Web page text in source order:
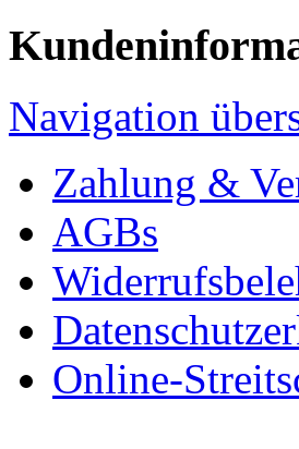
Navigation
Zahlung &
AGBs
Online-